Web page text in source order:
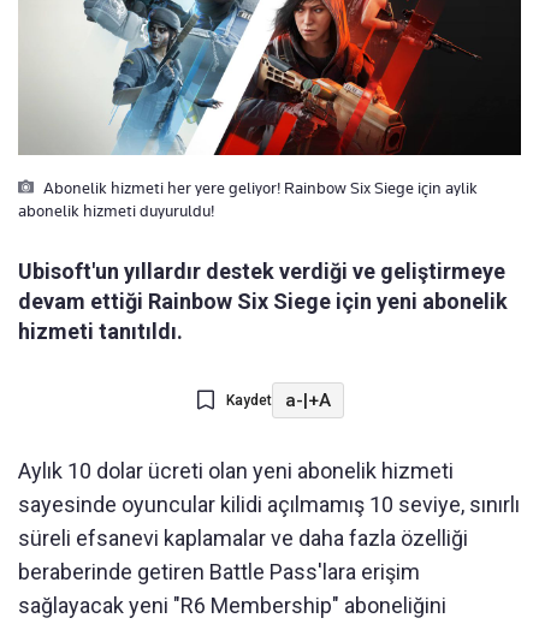
Abonelik hizmeti her yere geliyor! Rainbow Six Siege için aylik
abonelik hizmeti duyuruldu!
Ubisoft'un yıllardır destek verdiği ve geliştirmeye
devam ettiği Rainbow Six Siege için yeni abonelik
hizmeti tanıtıldı.
Kaydet a-|+A
Aylık 10 dolar ücreti olan yeni abonelik hizmeti
sayesinde oyuncular kilidi açılmamış 10 seviye, sınırlı
süreli efsanevi kaplamalar ve daha fazla özelliği
beraberinde getiren Battle Pass'lara erişim
sağlayacak yeni "R6 Membership" aboneliğini